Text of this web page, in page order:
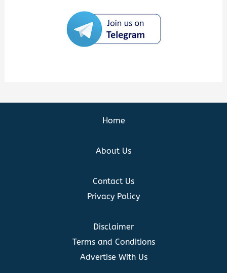
Home
About Us
Contact Us
Privacy Policy
Disclaimer
Terms and Conditions
Advertise With Us